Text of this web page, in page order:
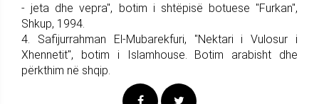
- jeta dhe vepra", botim i shtëpisë botuese "Furkan",
Shkup, 1994.
4. Safijurrahman El-Mubarekfuri, "Nektari i Vulosur i
Xhennetit", botim i Islamhouse. Botim arabisht dhe
përkthim në shqip.